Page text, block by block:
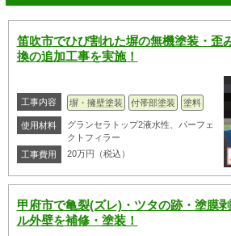
笛吹市でひび割れた塀の無機塗装・歪
換の追加工事を実施！
工事内容 塀・擁壁塗装 付帯部塗装 塗料
使用材料
グランセラトップ2液水性、パーフェ
クトフィラー
工事費用
20万円（税込）
甲府市で亀裂(ズレ)・ツタの跡・塗膜
ル外壁を補修・塗装！